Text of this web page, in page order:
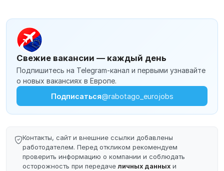
Свежие вакансии — каждый день
Подпишитесь на Telegram-канал и первыми узнавайте
о новых вакансиях в Европе.
Подписаться@rabotago_eurojobs
Контакты, сайт и внешние ссылки добавлены
работодателем. Перед откликом рекомендуем
проверить информацию о компании и соблюдать
осторожность при передачеличных данных и